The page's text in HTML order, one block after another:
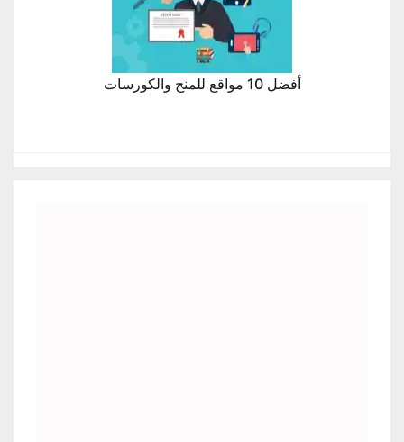
أفضل 10 مواقع للمنح والكورسات